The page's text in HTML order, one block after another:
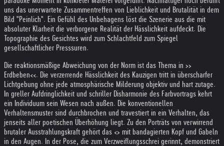
uns das unerwartete Zusammentreffen von Lieblichkeit und Brutalität in dem
Bild "Peinlich". Ein Gefühl des Unbehagens löst die Szenerie aus die mit
absoluter Klarheit die verborgene Realität der Hässlichkeit aufdeckt. Die
Topographie des Gesichtes wird zum Schlachtfeld zum Spiegel
gesellschaftlicher Presssuren.
Die reaktionsmäßige Abweichung von der Norm ist das Thema in >>
Erdbeben<<. Die verzerrende Hässlichkeit des Kauzigen tritt in überscharfer
Lichtgebung ohne jede atmosphärische Milderung objektiv und hart zutage.
In greller Aufdringlichkeit und schriller Disharmonie des Farbvortrags kehrt
ein Individuum sein Wesen nach außen. Die konventionellen
Verhaltensmuster sind durchbrochen und travestiert in ein Verhalten, das
jenseits aller poetischen Überhöhung liegt. Zu den Porträts von verwirrend
brutaler Ausstrahlungskraft gehört das <> mit bandagierten Kopf und Gabeln
in den Augen. In der Pose, die zum Verzweiflungsschrei gerinnt, demonstriert